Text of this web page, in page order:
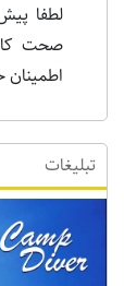
لطفا
صحت
اطمینان
تبلیغات